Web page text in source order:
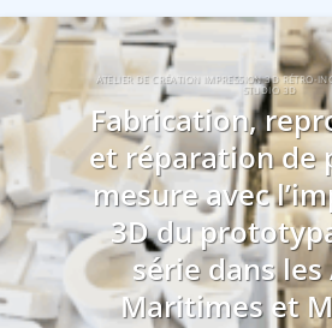
ATELIER DE CRÉATION IMPRESSION 3D RÉTRO-
STUDIO 3D
Fabrication,
et réparation de
mesure avec
3D du
série dans les
Maritimes et